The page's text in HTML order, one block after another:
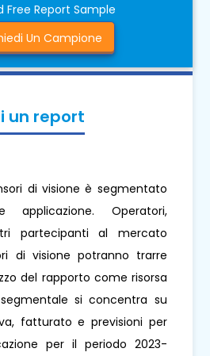
Free Report Sample
Un Campione
un report
di visione è segmentato
Operatori,
partecipanti al mercato
di visione potranno trarre
del rapporto come risorsa
segmentale si concentra su
fatturato e previsioni per
per il periodo 2023-